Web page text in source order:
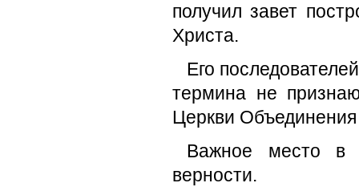
получил завет
Христа.
Его
термина не
Церкви
Важное место в
верности.